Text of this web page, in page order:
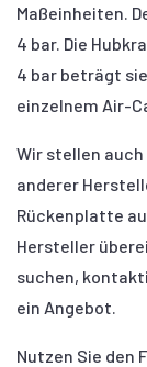
Maßeinheiten.
4 bar. Die
4 bar beträgt
einzelnem Air-
Wir stellen
anderer
Rückenplatte
Hersteller
suchen,
ein Angebot.
Nutzen Sie den